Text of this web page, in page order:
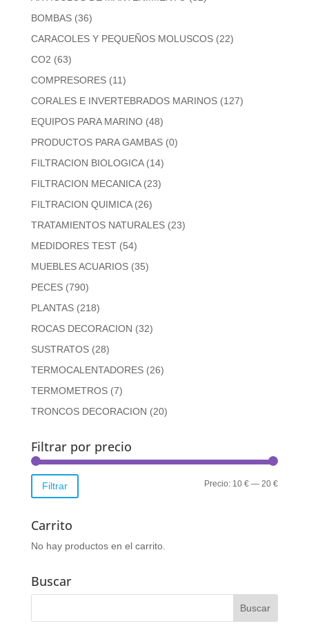
BOMBAS (36)
CARACOLES Y PEQUEÑOS MOLUSCOS (22)
CO2 (63)
COMPRESORES (11)
CORALES E INVERTEBRADOS MARINOS (127)
EQUIPOS PARA MARINO (48)
PRODUCTOS PARA GAMBAS (0)
FILTRACION BIOLOGICA (14)
FILTRACION MECANICA (23)
FILTRACION QUIMICA (26)
TRATAMIENTOS NATURALES (23)
MEDIDORES TEST (54)
MUEBLES ACUARIOS (35)
PECES (790)
PLANTAS (218)
ROCAS DECORACION (32)
SUSTRATOS (28)
TERMOCALENTADORES (26)
TERMOMETROS (7)
TRONCOS DECORACION (20)
Filtrar por precio
Precio
Precio
Filtrar Precio: 10 € — 20 €
Carrito
No hay productos en el carrito.
Buscar